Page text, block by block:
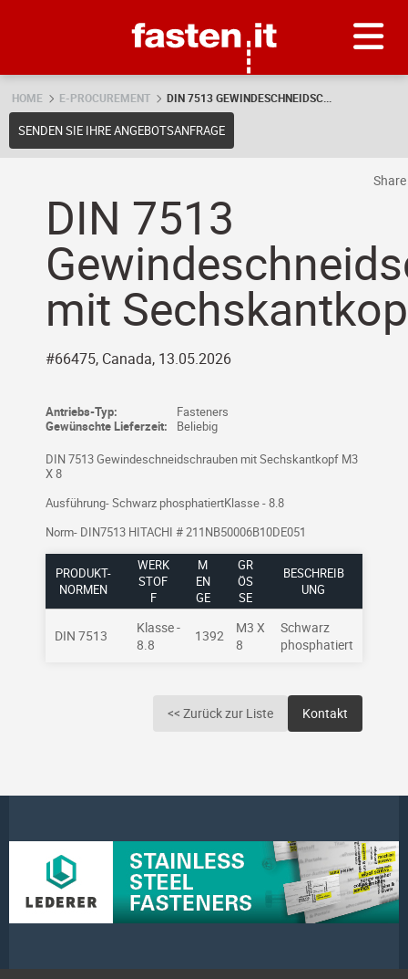
HOME E-PROCUREMENT DIN 7513 GEWINDESCHNEIDSC...
SENDEN SIE IHRE ANGEBOTSANFRAGE
DIN 7513
mit
#66475, Canada, 13.05.2026
Antriebs-Typ:
Fasteners
Gewünschte Lieferzeit:
Beliebig
DIN 7513 Gewindeschneidschrauben mit Sechskantkopf M3
X 8
Ausführung- Schwarz phosphatiertKlasse - 8.8
Norm- DIN7513 HITACHI # 211NB50006B10DE051
PRODUKT-
NORMEN
WERK
STOF
F
M
EN
GE
GR
ÖSS
E
BESCHREIB
UNG
DIN 7513
Klasse -
8.8
1392
M3 X
8
Schwarz
phosphatiert
<< Zurück zur Liste Kontakt
Share